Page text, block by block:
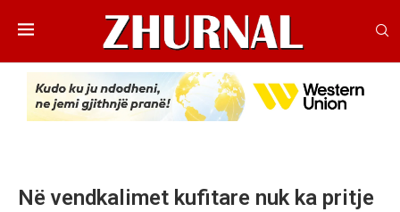
Në vendkalimet kufitare nuk ka pritje